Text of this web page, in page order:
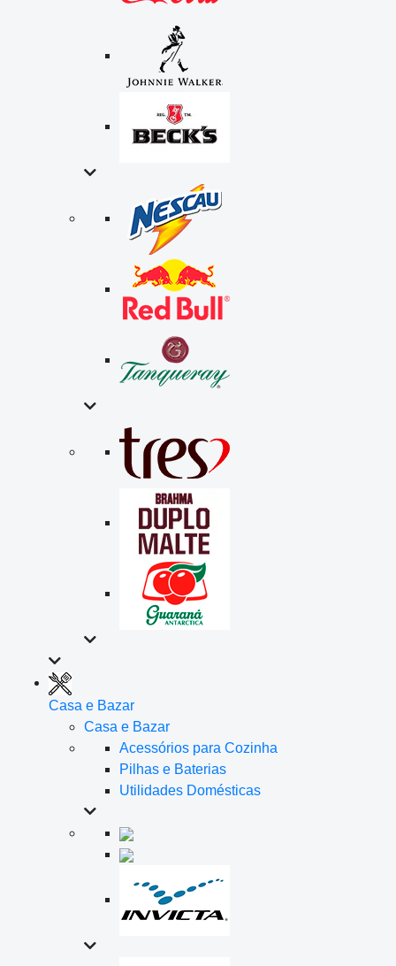
Casa e Bazar
Casa e Bazar
Acessórios para Cozinha
Pilhas e Baterias
Utilidades Domésticas